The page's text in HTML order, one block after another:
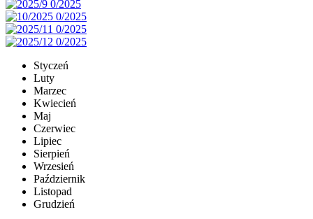
Styczeń
Luty
Marzec
Kwiecień
Maj
Czerwiec
Lipiec
Sierpień
Wrzesień
Październik
Listopad
Grudzień